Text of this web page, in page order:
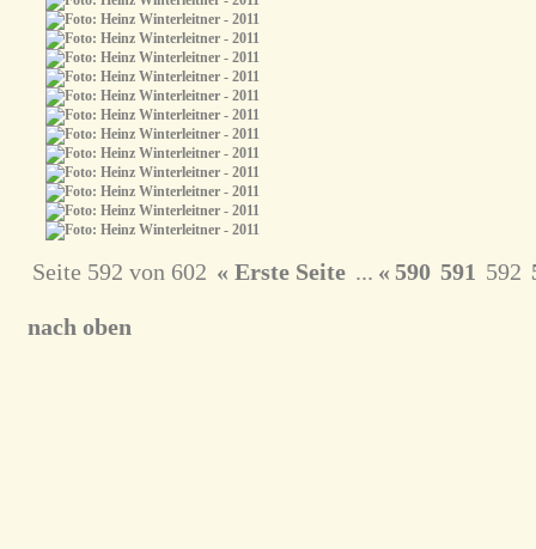
Seite 592 von 602 « Erste Seite ... « 590 591 592
nach oben